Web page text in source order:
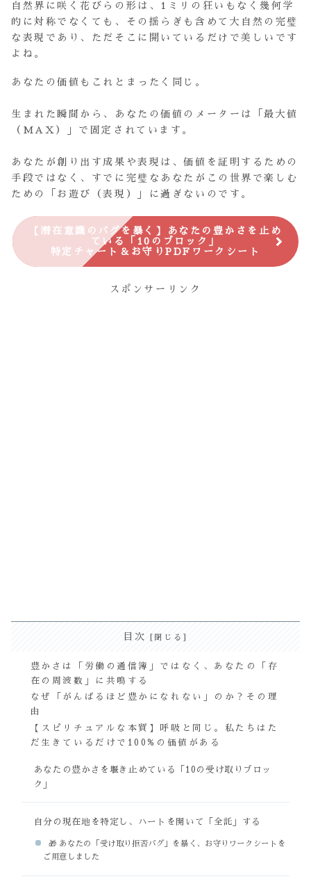
自然界に咲く花びらの形は、1ミリの狂いもなく幾何学
的に対称でなくても、その揺らぎも含めて大自然の完璧
な表現であり、ただそこに開いているだけで美しいです
よね。
あなたの価値もこれとまったく同じ。
生まれた瞬間から、あなたの価値のメーターは「最大値
（MAX）」で固定されています。
あなたが創り出す成果や表現は、価値を証明するための
手段ではなく、すでに完璧なあなたがこの世界で楽しむ
ための「お遊び（表現）」に過ぎないのです。
【潜在意識のバグを暴く】あなたの豊かさを止め
ている「10のブロック」
特定チャート＆お守りPDFワークシート
スポンサーリンク
目次
豊かさは「労働の通信簿」ではなく、あなたの「存
在の周波数」に共鳴する
なぜ「がんばるほど豊かになれない」のか？その理
由
【スピリチュアルな本質】呼吸と同じ。私たちはた
だ生きているだけで100%の価値がある
あなたの豊かさを堰き止めている「10の受け取りブロッ
ク」
自分の現在地を特定し、ハートを開いて「全託」する
🎁 あなたの「受け取り拒否バグ」を暴く、お守りワークシートを
ご用意しました